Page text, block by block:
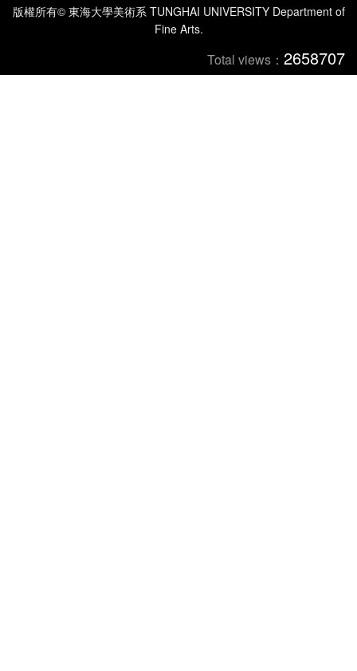
版權所有© 東海大學美術系 TUNGHAI UNIVERSITY Department of
Fine Arts.
Total views： 2658707